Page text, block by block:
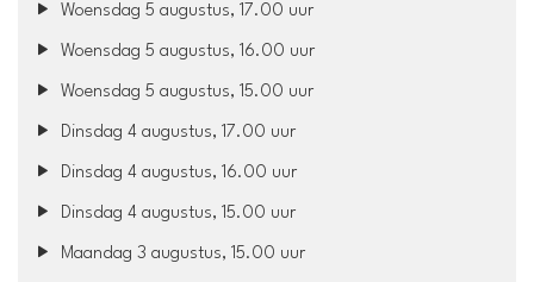
Woensdag 5 augustus, 17.00 uur
Woensdag 5 augustus, 16.00 uur
Woensdag 5 augustus, 15.00 uur
Dinsdag 4 augustus, 17.00 uur
Dinsdag 4 augustus, 16.00 uur
Dinsdag 4 augustus, 15.00 uur
Maandag 3 augustus, 15.00 uur